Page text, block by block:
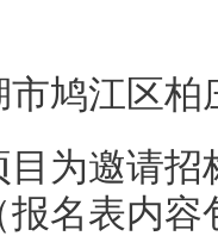
鸠江区柏
目为邀请
报名表内